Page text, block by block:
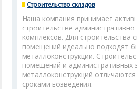
Строительство складов
Наша компания принимает
строительстве административно
комплексов. Для строительства
помещений идеально подходят
металлоконструкции.
помещений и административных
металлоконструкций
сроками возведения.